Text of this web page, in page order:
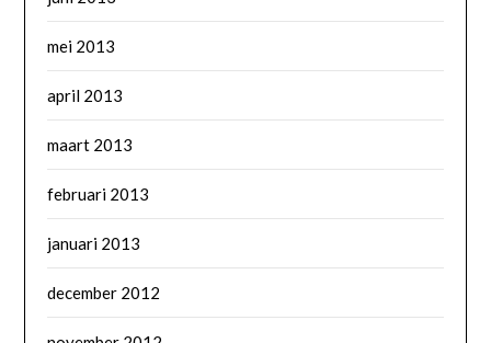
mei 2013
april 2013
maart 2013
februari 2013
januari 2013
december 2012